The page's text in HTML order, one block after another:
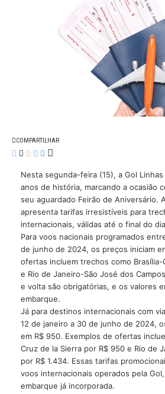
COMPARTILHAR
Nesta segunda-feira (15), a Gol
anos de história, marcando a ocasião
seu aguardado Feirão de Aniversário.
apresenta tarifas irresistíveis para
internacionais, válidas até o final do
Para voos nacionais programados
de junho de 2024, os preços iniciam
ofertas incluem trechos como Brasília-
e Rio de Janeiro-São José dos
e volta são obrigatórias, e os valores
embarque.
Já para destinos internacionais com
12 de janeiro a 30 de junho de 2024,
em R$ 950. Exemplos de ofertas
Cruz de la Sierra por R$ 950 e Rio de
por R$ 1.434. Essas tarifas
voos internacionais operados pela
embarque já incorporada.